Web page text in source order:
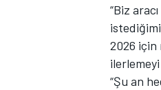
“Biz
2026 için
“Şu an